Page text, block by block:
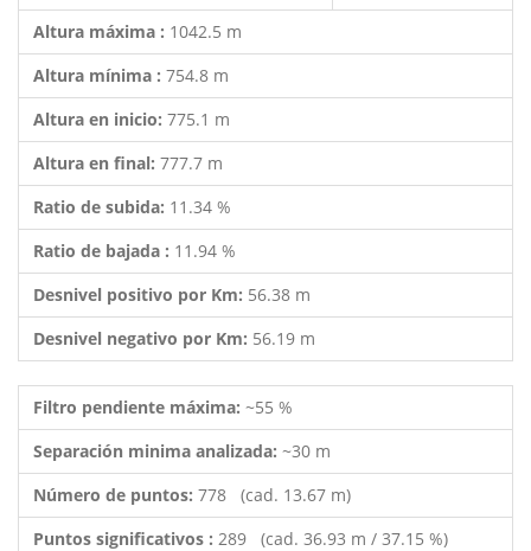
Altura máxima : 1042.5 m
Altura mínima : 754.8 m
Altura en inicio: 775.1 m
Altura en final: 777.7 m
Ratio de subida: 11.34 %
Ratio de bajada : 11.94 %
Desnivel positivo por Km: 56.38 m
Desnivel negativo por Km: 56.19 m
Filtro pendiente máxima: ~55 %
Separación minima analizada: ~30 m
Número de puntos: 778 (cad. 13.67 m)
Puntos significativos : 289 (cad. 36.93 m / 37.15 %)